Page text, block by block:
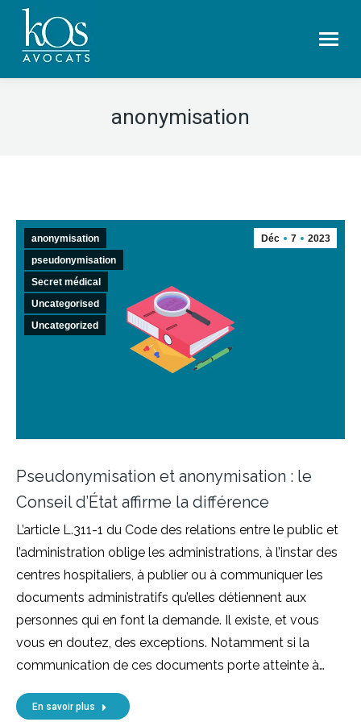
anonymisation
Déc 7 2023
anonymisation
pseudonymisation
Secret médical
Uncategorised
Uncategorized
Pseudonymisation et anonymisation : le
Conseil d’État affirme la différence
L’article L.311-1 du Code des relations entre le public et
l’administration oblige les administrations, à l’instar des
centres hospitaliers, à publier ou à communiquer les
documents administratifs qu’elles détiennent aux
personnes qui en font la demande. Il existe, et vous
vous en doutez, des exceptions. Notamment si la
communication de ces documents porte atteinte à…
En savoir plus